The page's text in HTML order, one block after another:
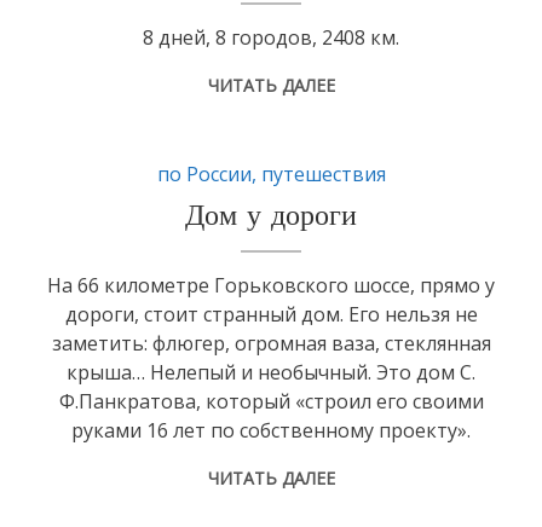
8 дней, 8 городов, 2408 км.
ЧИТАТЬ ДАЛЕЕ
по России, путешествия
Дом у дороги
На 66 километре Горьковского шоссе, прямо у
дороги, стоит странный дом. Его нельзя не
заметить: флюгер, огромная ваза, стеклянная
крыша… Нелепый и необычный. Это дом С.
Ф.Панкратова, который «строил его своими
руками 16 лет по собственному проекту».
ЧИТАТЬ ДАЛЕЕ